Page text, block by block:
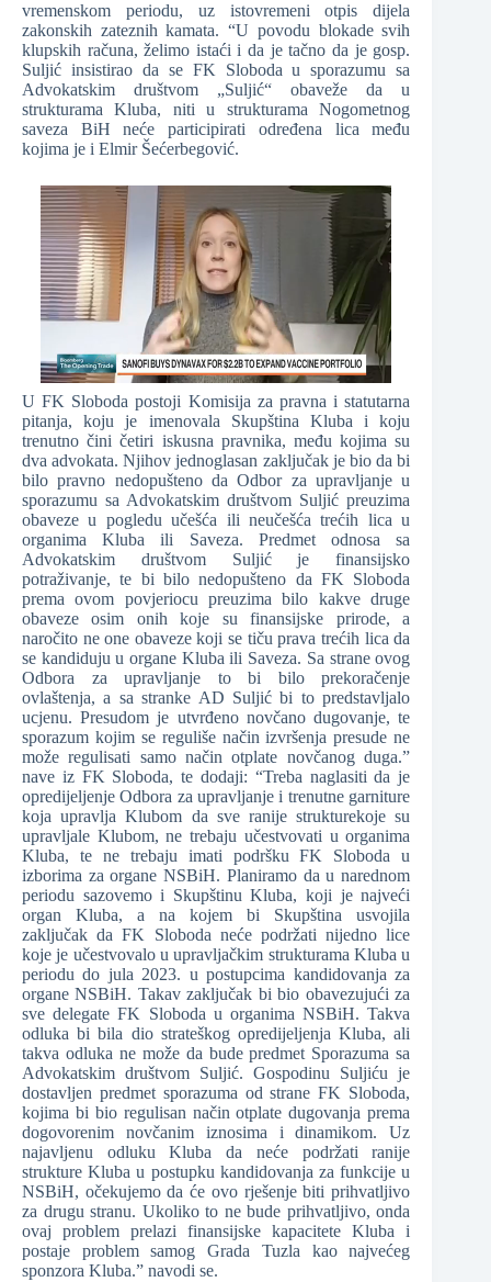
vremenskom periodu, uz istovremeni otpis dijela
zakonskih zateznih kamata. “U povodu blokade svih
klupskih računa, želimo istaći i da je tačno da je gosp.
Suljić insistirao da se FK Sloboda u sporazumu sa
Advokatskim društvom „Suljić“ obaveže da u
strukturama Kluba, niti u strukturama Nogometnog
saveza BiH neće participirati određena lica među
kojima je i Elmir Šećerbegović.
U FK Sloboda postoji Komisija za pravna i statutarna
pitanja, koju je imenovala Skupština Kluba i koju
trenutno čini četiri iskusna pravnika, među kojima su
dva advokata. Njihov jednoglasan zaključak je bio da bi
bilo pravno nedopušteno da Odbor za upravljanje u
sporazumu sa Advokatskim društvom Suljić preuzima
obaveze u pogledu učešća ili neučešća trećih lica u
organima Kluba ili Saveza. Predmet odnosa sa
Advokatskim društvom Suljić je finansijsko
potraživanje, te bi bilo nedopušteno da FK Sloboda
prema ovom povjeriocu preuzima bilo kakve druge
obaveze osim onih koje su finansijske prirode, a
naročito ne one obaveze koji se tiču prava trećih lica da
se kandiduju u organe Kluba ili Saveza. Sa strane ovog
Odbora za upravljanje to bi bilo prekoračenje
ovlaštenja, a sa stranke AD Suljić bi to predstavljalo
ucjenu. Presudom je utvrđeno novčano dugovanje, te
sporazum kojim se reguliše način izvršenja presude ne
može regulisati samo način otplate novčanog duga.”
nave iz FK Sloboda, te dodaji: “Treba naglasiti da je
opredijeljenje Odbora za upravljanje i trenutne garniture
koja upravlja Klubom da sve ranije strukturekoje su
upravljale Klubom, ne trebaju učestvovati u organima
Kluba, te ne trebaju imati podršku FK Sloboda u
izborima za organe NSBiH. Planiramo da u narednom
periodu sazovemo i Skupštinu Kluba, koji je najveći
organ Kluba, a na kojem bi Skupština usvojila
zaključak da FK Sloboda neće podržati nijedno lice
koje je učestvovalo u upravljačkim strukturama Kluba u
periodu do jula 2023. u postupcima kandidovanja za
organe NSBiH. Takav zaključak bi bio obavezujući za
sve delegate FK Sloboda u organima NSBiH. Takva
odluka bi bila dio strateškog opredijeljenja Kluba, ali
takva odluka ne može da bude predmet Sporazuma sa
Advokatskim društvom Suljić. Gospodinu Suljiću je
dostavljen predmet sporazuma od strane FK Sloboda,
kojima bi bio regulisan način otplate dugovanja prema
dogovorenim novčanim iznosima i dinamikom. Uz
najavljenu odluku Kluba da neće podržati ranije
strukture Kluba u postupku kandidovanja za funkcije u
NSBiH, očekujemo da će ovo rješenje biti prihvatljivo
za drugu stranu. Ukoliko to ne bude prihvatljivo, onda
ovaj problem prelazi finansijske kapacitete Kluba i
postaje problem samog Grada Tuzla kao najvećeg
sponzora Kluba.” navodi se.